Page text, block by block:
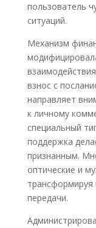
пользователь
ситуаций.
Механизм
взнос с
направляет
к личному
специальный
поддержка
признанным.
оптические и
трансформируя
передачи.